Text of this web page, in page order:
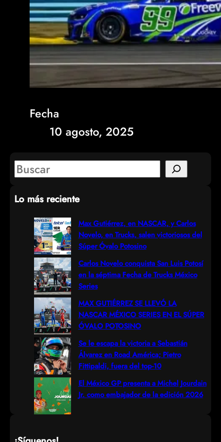
Fecha
10 agosto, 2025
S
a
Lo más reciente
Max Gutiérrez, en NASCAR, y Carlos
Novelo, en Trucks, salen victoriosos del
Súper Óvalo Potosino
Carlos Novelo conquista San Luis Potosí
en la séptima Fecha de Trucks México
Series
MAX GUTIÉRREZ SE LLEVÓ LA
NASCAR MÉXICO SERIES EN EL SÚPER
ÓVALO POTOSINO
Se le escapa la victoria a Sebastián
Álvarez en Road América; Pietro
Fittipaldi, fuera del top-10
El México GP presenta a Michel Jourdain
Jr. como embajador de la edición 2026